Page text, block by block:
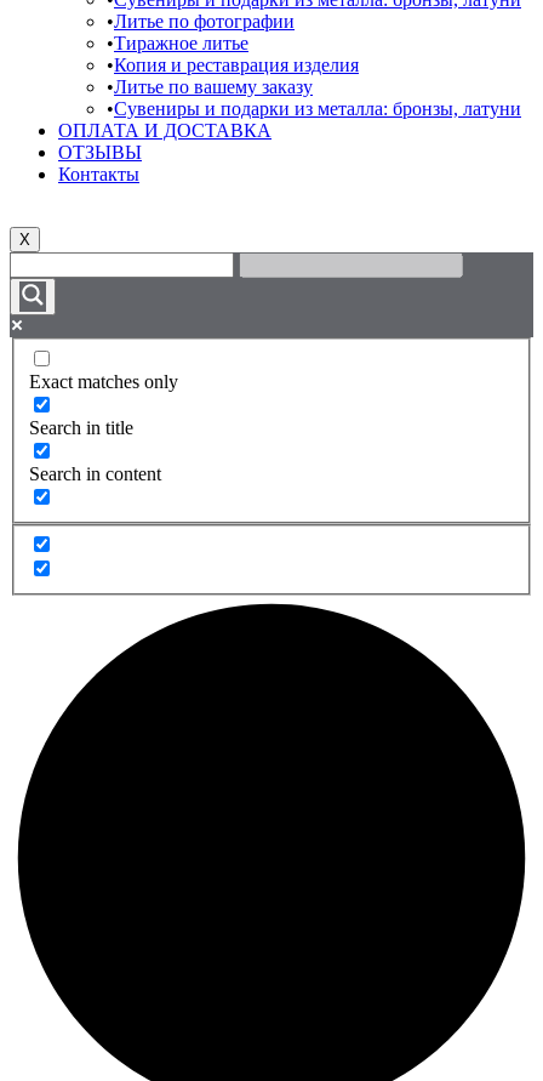
Литье по фотографии
Тиражное литье
Копия и реставрация изделия
Литье по вашему заказу
Сувениры и подарки из металла: бронзы, латуни
ОПЛАТА И ДОСТАВКА
ОТЗЫВЫ
Контакты
X
Exact matches only
Search in title
Search in content